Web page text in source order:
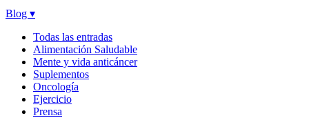
Blog ▾
Todas las entradas
Alimentación Saludable
Mente y vida anticáncer
Suplementos
Oncología
Ejercicio
Prensa